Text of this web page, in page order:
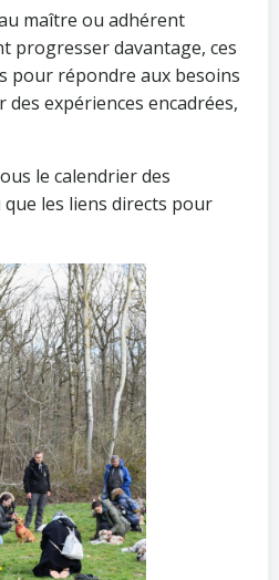
maître ou adhérent
progresser davantage, ces
pour répondre aux besoins
expériences encadrées,
le calendrier des
les liens directs pour